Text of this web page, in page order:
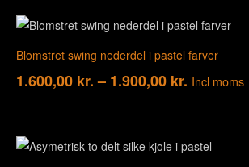
Blomstret swing nederdel i pastel farver
1.600,00 kr. – 1.900,00 kr. Incl moms